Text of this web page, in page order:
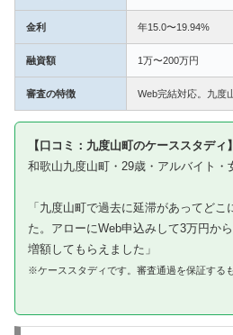
金利 年15.0〜19.94%
融資額 1万〜200万円
審査の特徴 Web完結対応。九度
【口コミ：九度山町のケーススタディ】
和歌山九度山町・29歳・アルバイト・
「九度山町で過去に延滞があってど
た。アローにWeb申込みして3万円か
増額してもらえました」
※ケーススタディです。審査通過を保証する